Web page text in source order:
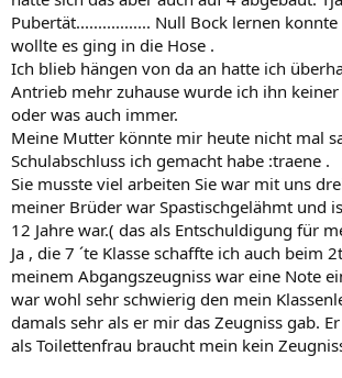
Pubertät................. Null Bock lernen
wollte es ging in die Hose .
Ich blieb hängen von da an hatte ich
Antrieb mehr zuhause wurde ich ihn
oder was auch immer.
Meine Mutter könnte mir heute nicht mal
Schulabschluss ich gemacht habe :traene .
Sie musste viel arbeiten Sie war mit uns
meiner Brüder war Spastischgelähmt und
12 Jahre war.( das als Entschuldigung für
Ja , die 7 ´te Klasse schaffte ich auch beim
meinem Abgangszeugniss war eine Note
war wohl sehr schwierig den mein
damals sehr als er mir das Zeugniss gab.
als Toilettenfrau braucht mein kein